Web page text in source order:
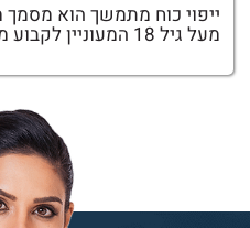
ייפוי כוח מתמשך הוא
מעל גיל 18 המעוניין לקבוע מבעוד(...)